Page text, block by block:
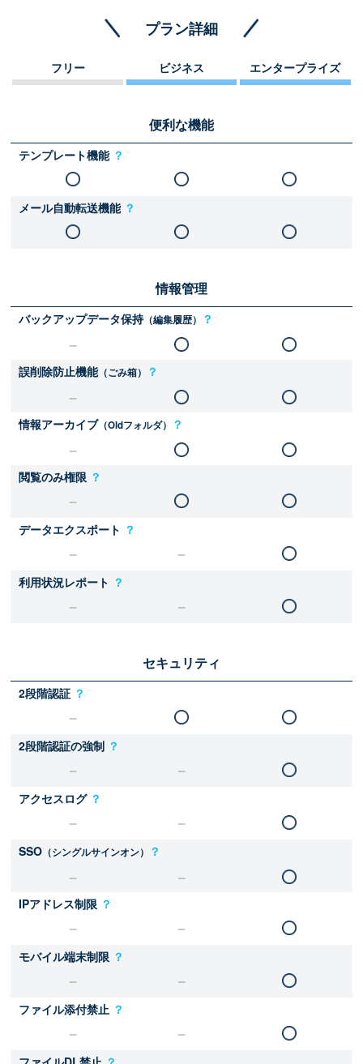
プラン詳細
フリー ビジネス エンタープライズ
便利な機能
テンプレート機能 ？
メール自動転送機能 ？
情報管理
バックアップデータ保持（編集履歴） ？
誤削除防止機能（ごみ箱） ？
情報アーカイブ（Oldフォルダ） ？
閲覧のみ権限 ？
データエクスポート ？
利用状況レポート ？
セキュリティ
2段階認証 ？
2段階認証の強制 ？
アクセスログ ？
SSO （シングルサインオン） ？
IPアドレス制限 ？
モバイル端末制限 ？
ファイル添付禁止 ？